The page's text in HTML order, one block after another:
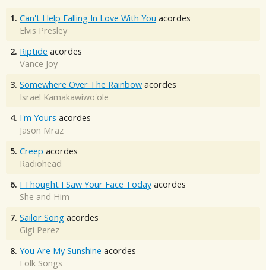
1. Can't Help Falling In Love With You acordes
Elvis Presley
2. Riptide acordes
Vance Joy
3. Somewhere Over The Rainbow acordes
Israel Kamakawiwo'ole
4. I'm Yours acordes
Jason Mraz
5. Creep acordes
Radiohead
6. I Thought I Saw Your Face Today acordes
She and Him
7. Sailor Song acordes
Gigi Perez
8. You Are My Sunshine acordes
Folk Songs